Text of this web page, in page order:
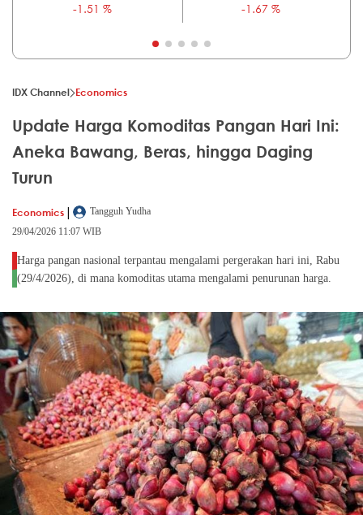
-1.51 %
-1.67 %
IDX Channel Economics
Update Harga Komoditas Pangan Hari Ini:
Aneka Bawang, Beras, hingga Daging
Turun
Economics |
Tangguh Yudha
29/04/2026 11:07 WIB
Harga pangan nasional terpantau mengalami pergerakan hari ini, Rabu
(29/4/2026), di mana komoditas utama mengalami penurunan harga.